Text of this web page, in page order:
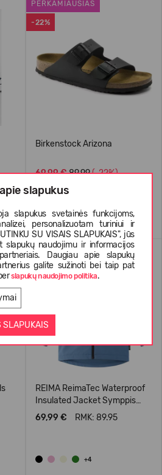
slapukus
slapukus svetainės funkcijoms,
personalizuotam turiniui ir
SU VISAIS SLAPUKAIS", jūs
slapukų naudojimu ir informacijos
Daugiau apie slapukų
galite sužinoti bei taip pat
slapukų naudojimo politika.
SLAPUKAIS
-22%
PERKAMIAUSIAS
Birkenstock Arizona
69,99 €89.99(-22%)
WATERPROOF
REIMA ReimaTec Waterproof
Insulated Jacket Symppis
5100045B
69,99 € RMK: 89.95
+4